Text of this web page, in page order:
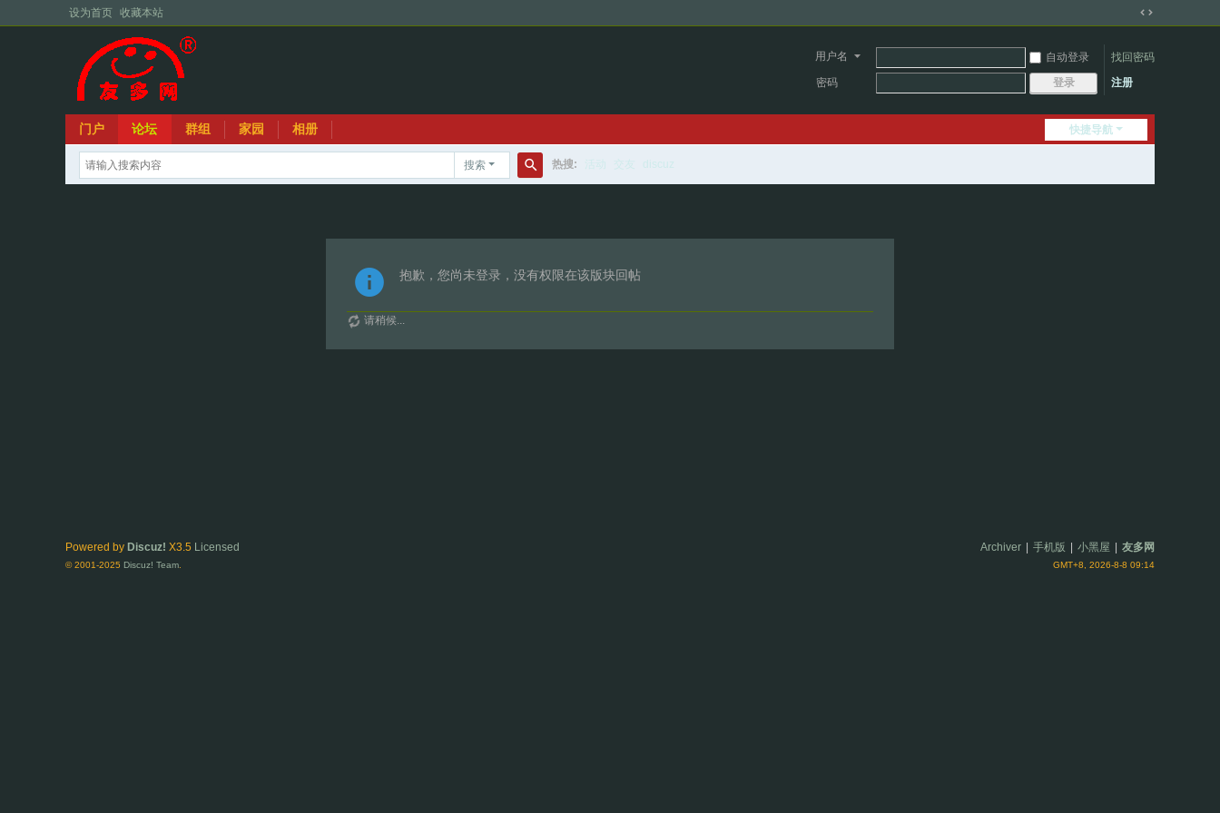
设为首页 收藏本站
切
到
用户名 自动登录
找回密码
密码
登录 注册
快捷导航
门户 论坛 群组 家园 相册
搜索 热搜: 交友 discuz
抱歉，您尚未登录，没有权限在该版块回帖
请稍候...
Archiver 手机版 小黑屋 友多网
GMT+8, 2026-8-8 09:14
Powered by Discuz! X3.5 Licensed
© 2001-2025 Discuz! Team